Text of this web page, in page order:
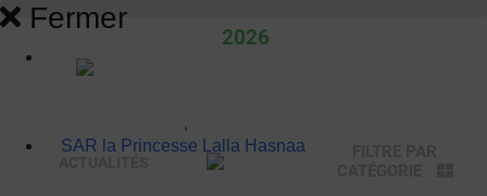
Fermer
SAR la Princesse Lalla Hasnaa
2026
Actualités